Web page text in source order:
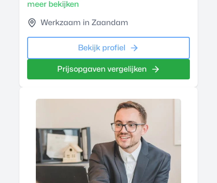
meer bekijken
Werkzaam in Zaandam
Bekijk profiel
Prijsopgaven vergelijken